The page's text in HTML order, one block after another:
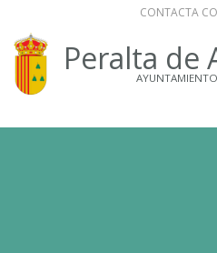
CONTACTA
Peralta de